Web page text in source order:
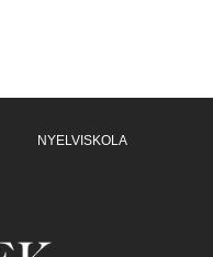
NYELVISKOLA